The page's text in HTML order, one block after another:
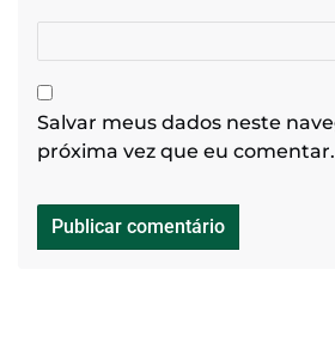
Salvar meus dados neste
próxima vez que eu comentar.